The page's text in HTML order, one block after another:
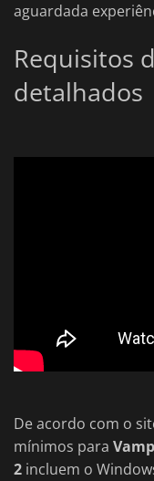
aguardada
Requisitos
detalhados
De acordo com o
mínimos para
2 incluem o